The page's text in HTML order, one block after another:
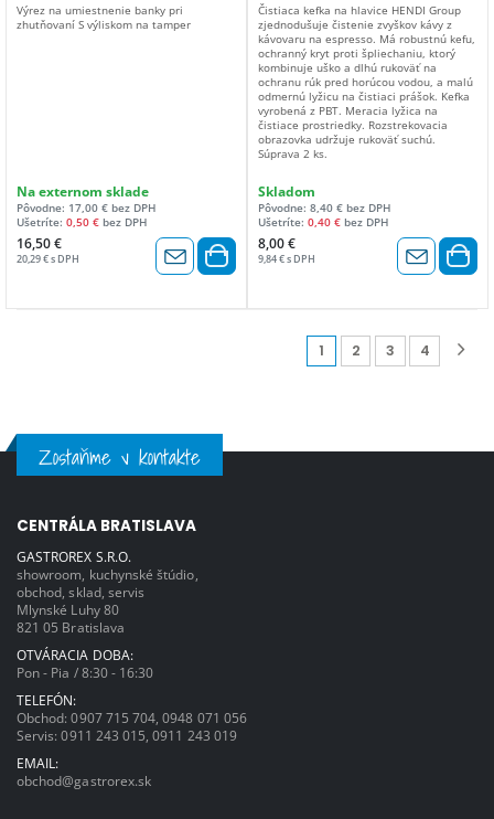
Výrez na umiestnenie banky pri
zhutňovaní S výliskom na tamper
Na externom sklade
Pôvodne: 17,00 € bez DPH
Ušetríte: 0,50 € bez DPH
16,50 €
20,29 € s DPH
Čistiaca kefka na hlavice HENDI Group
zjednodušuje čistenie zvyškov kávy z
kávovaru na espresso. Má robustnú kefu,
ochranný kryt proti špliechaniu, ktorý
kombinuje uško a dlhú rukoväť na
ochranu rúk pred horúcou vodou, a malú
odmernú lyžicu na čistiaci prášok. Kefka
vyrobená z PBT. Meracia lyžica na
čistiace prostriedky. Rozstrekovacia
obrazovka udržuje rukoväť suchú.
Súprava 2 ks.
Skladom
Pôvodne: 8,40 € bez DPH
Ušetríte: 0,40 € bez DPH
8,00 €
9,84 € s DPH
1 2 3 4
Zostaňme v kontakte
CENTRÁLA BRATISLAVA
GASTROREX S.R.O.
showroom, kuchynské štúdio,
obchod, sklad, servis
Mlynské Luhy 80
821 05 Bratislava
OTVÁRACIA DOBA:
Pon - Pia / 8:30 - 16:30
TELEFÓN:
Obchod:0907 715 704,0948 071 056
Servis:0911 243 015,0911 243 019
EMAIL:
obchod@gastrorex.sk